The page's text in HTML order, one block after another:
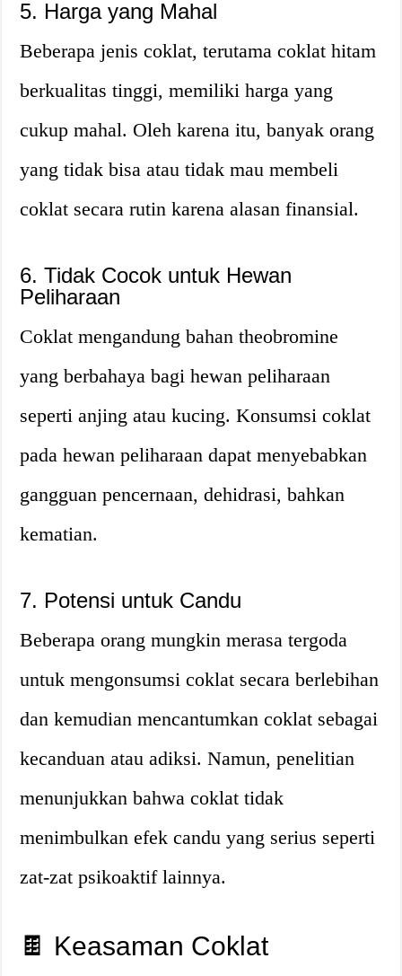
5. Harga yang Mahal
Beberapa jenis coklat, terutama coklat hitam
berkualitas tinggi, memiliki harga yang
cukup mahal. Oleh karena itu, banyak orang
yang tidak bisa atau tidak mau membeli
coklat secara rutin karena alasan finansial.
6. Tidak Cocok untuk Hewan
Peliharaan
Coklat mengandung bahan theobromine
yang berbahaya bagi hewan peliharaan
seperti anjing atau kucing. Konsumsi coklat
pada hewan peliharaan dapat menyebabkan
gangguan pencernaan, dehidrasi, bahkan
kematian.
7. Potensi untuk Candu
Beberapa orang mungkin merasa tergoda
untuk mengonsumsi coklat secara berlebihan
dan kemudian mencantumkan coklat sebagai
kecanduan atau adiksi. Namun, penelitian
menunjukkan bahwa coklat tidak
menimbulkan efek candu yang serius seperti
zat-zat psikoaktif lainnya.
🍫 Keasaman Coklat